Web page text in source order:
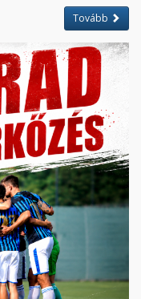
Tovább